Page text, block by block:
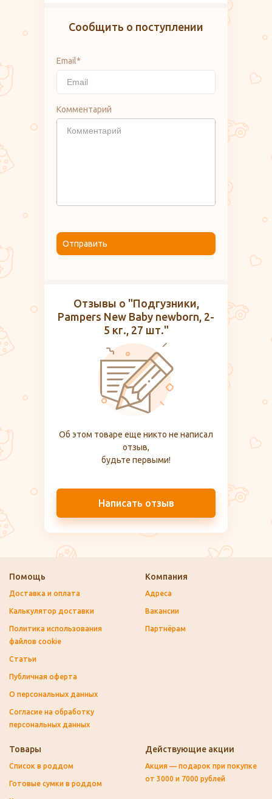
Сообщить о поступлении
Email*
Комментарий
Отправить
Отзывы о "Подгузники,
Pampers New Baby newborn, 2-
5 кг., 27 шт."
Об этом товаре еще никто не написал
отзыв,
будьте первыми!
Написать отзыв
Помощь
Доставка и оплата
Калькулятор доставки
Политика использования
файлов cookie
Статьи
Публичная оферта
О персональных данных
Согласие на обработку
персональных данных
Компания
Адреса
Вакансии
Партнёрам
Товары
Список в роддом
Готовые сумки в роддом
Действующие акции
Акция — подарок при покупке
от 3000 и 7000 рублей